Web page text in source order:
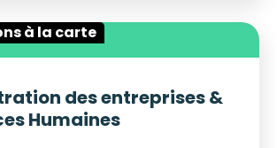
à la carte
des entreprises &
Humaines